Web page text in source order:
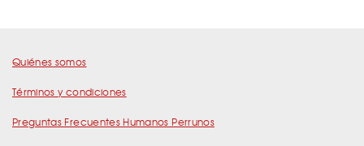
Quiénes somos
Términos y condiciones
Preguntas Frecuentes Humanos Perrunos